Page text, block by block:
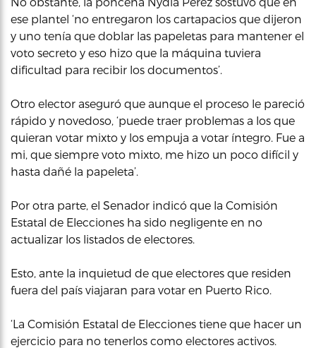
ese plantel ‘no entregaron los cartapacios que dijeron
y uno tenía que doblar las papeletas para mantener el
voto secreto y eso hizo que la máquina tuviera
dificultad para recibir los documentos’.
Otro elector aseguró que aunque el proceso le pareció
rápido y novedoso, ‘puede traer problemas a los que
quieran votar mixto y los empuja a votar íntegro. Fue a
mi, que siempre voto mixto, me hizo un poco difícil y
hasta dañé la papeleta’.
Por otra parte, el Senador indicó que la Comisión
Estatal de Elecciones ha sido negligente en no
actualizar los listados de electores.
Esto, ante la inquietud de que electores que residen
fuera del país viajaran para votar en Puerto Rico.
‘La Comisión Estatal de Elecciones tiene que hacer un
ejercicio para no tenerlos como electores activos.